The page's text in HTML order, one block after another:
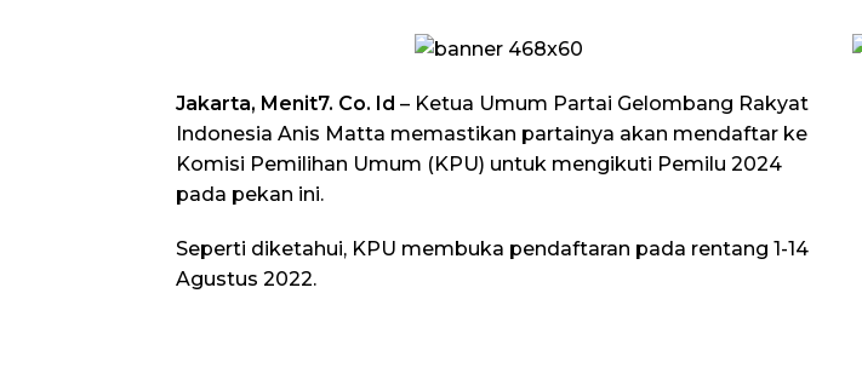
Jakarta, Menit7. Co. Id – Ketua Umum Partai Gelombang Rakyat
Indonesia Anis Matta memastikan partainya akan mendaftar ke
Komisi Pemilihan Umum (KPU) untuk mengikuti Pemilu 2024
pada pekan ini.
Seperti diketahui, KPU membuka pendaftaran pada rentang 1-14
Agustus 2022.